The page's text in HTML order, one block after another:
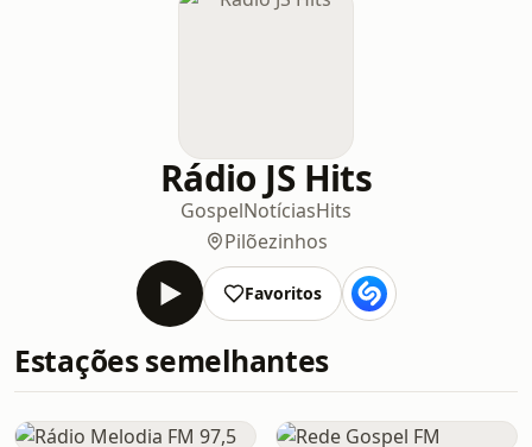
Rádio JS Hits
GospelNotíciasHits
Pilõezinhos
Favoritos
Estações semelhantes